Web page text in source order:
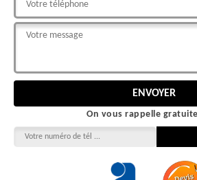
On vous rappelle